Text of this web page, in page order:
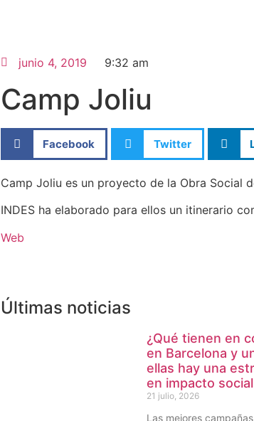
junio 4, 2019 9:32 am
Camp Joliu
Facebook Twitter
Camp Joliu es un proyecto de la Obra Social
INDES ha elaborado para ellos un itinerario
Web
Últimas noticias
¿Qué tienen en
en Barcelona y
ellas hay una
en impacto
21 julio, 2026
Las mejores